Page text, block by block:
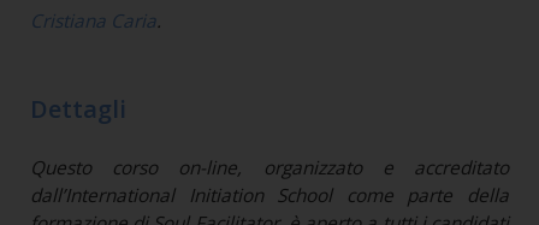
Cristiana Caria.
Dettagli
Questo corso on-line, organizzato e accreditato
dall’International Initiation School come parte della